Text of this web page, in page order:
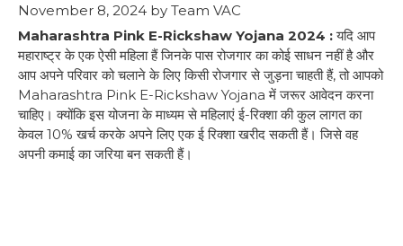
November 8, 2024 by Team VAC
Maharashtra Pink E-Rickshaw Yojana 2024 :यदि आप
महाराष्ट्र के एक ऐसी महिला हैं जिनके पास रोजगार का कोई साधन नहीं है और
आप अपने परिवार को चलाने के लिए किसी रोजगार से जुड़ना चाहती हैं, तो आपको
Maharashtra Pink E-Rickshaw Yojana में जरूर आवेदन करना
चाहिए। क्योंकि इस योजना के माध्यम से महिलाएं ई-रिक्शा की कुल लागत का
केवल 10% खर्च करके अपने लिए एक ई रिक्शा खरीद सकती हैं। जिसे वह
अपनी कमाई का जरिया बन सकती हैं।